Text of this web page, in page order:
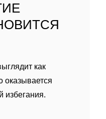
как
оказывается
избегания.